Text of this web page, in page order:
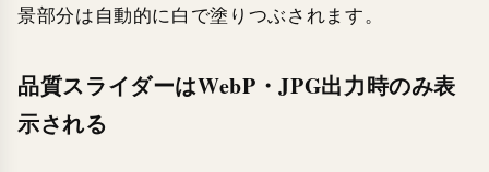
景部分は自動的に白で塗りつぶされます。
品質スライダーはWebP・JPG出力時のみ表
示される